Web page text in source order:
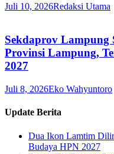
Juli 10, 2026Redaksi Utama
Sekdaprov Lampung
Provinsi Lampung,
2027
Juli 8, 2026Eko Wahyuntoro
Update Berita
Dua Ikon Lamtim
Budaya HPN 2027